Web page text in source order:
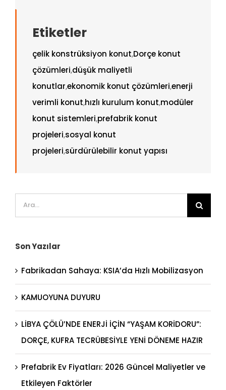
Etiketler
çelik konstrüksiyon konut,Dorçe konut
çözümleri,düşük maliyetli
konutlar,ekonomik konut çözümleri,enerji
verimli konut,hızlı kurulum konut,modüler
konut sistemleri,prefabrik konut
projeleri,sosyal konut
projeleri,sürdürülebilir konut yapısı
Ara:
Son Yazılar
Fabrikadan Sahaya: KSIA’da Hızlı Mobilizasyon
KAMUOYUNA DUYURU
LİBYA ÇÖLÜ’NDE ENERJİ İÇİN “YAŞAM KORİDORU”:
DORÇE, KUFRA TECRÜBESİYLE YENİ DÖNEME HAZIR
Prefabrik Ev Fiyatları: 2026 Güncel Maliyetler ve
Etkileyen Faktörler